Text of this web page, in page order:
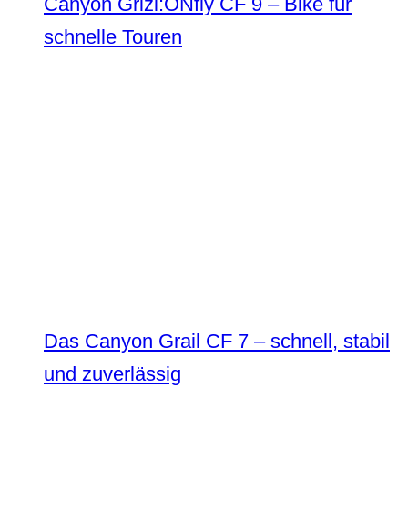
schnelle Touren
Das Canyon Grail CF 7 – schnell, stabil
und zuverlässig